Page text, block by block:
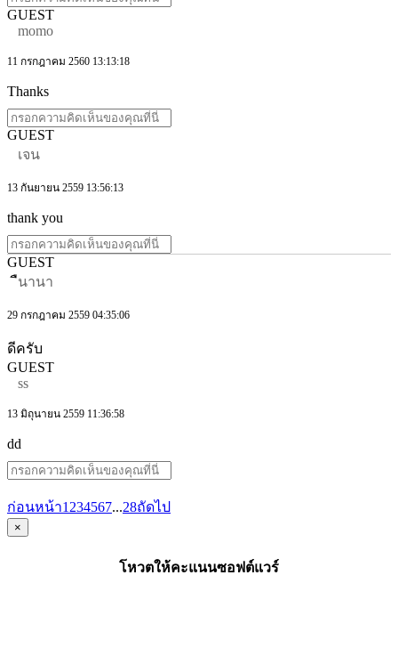
GUEST
momo
11 กรกฎาคม 2560 13:13:18
Thanks
GUEST
เจน
13 กันยายน 2559 13:56:13
thank you
GUEST
ืนานา
29 กรกฎาคม 2559 04:35:06
ดีครับ
GUEST
ss
13 มิถุนายน 2559 11:36:58
dd
ก่อนหน้า1234567...28ถัดไป
×
โหวตให้คะแนนซอฟต์แวร์